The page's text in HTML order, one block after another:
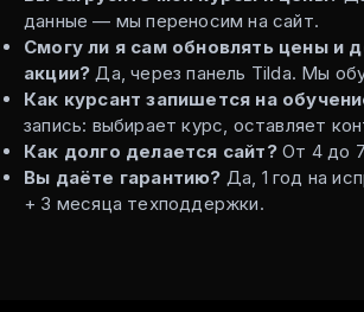
данные — мы переносим на сайт.
Смогу ли я сам обновлять цены и
акции? Да, через панель Tilda. Мы
Как курсант запишется на
запись: выбирает курс, оставляет
Как долго делается сайт?От 4 до
Вы даёте гарантию? Да, 1 год на
+ 3 месяца техподдержки.